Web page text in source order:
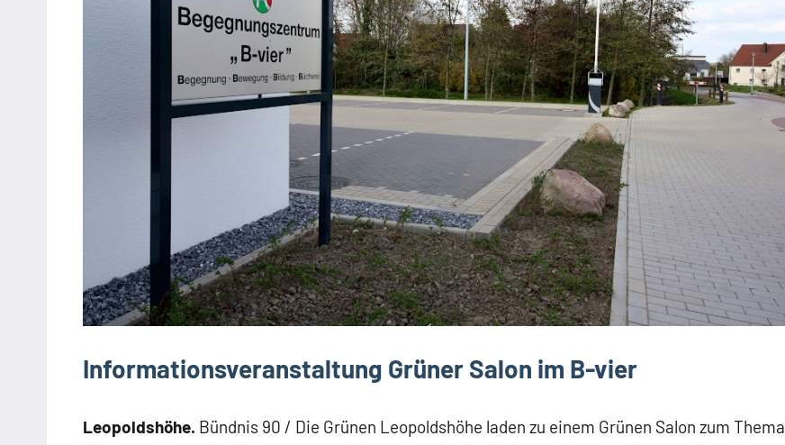
Informationsveranstaltung Grüner Salon im B-vier
Leopoldshöhe. Bündnis 90 / Die Grünen Leopoldshöhe laden zu einem Grünen Salon zum Thema